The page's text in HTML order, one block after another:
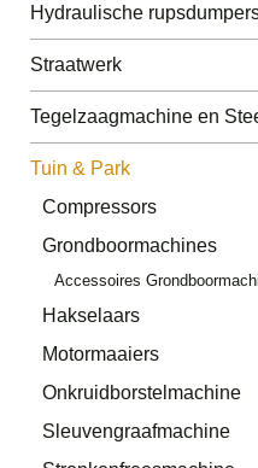
Hydraulische
Straatwerk
Tegelzaagmachine en
Tuin & Park
Compressors
Grondboormachines
Accessoires
Hakselaars
Motormaaiers
Onkruidborstelmachine
Sleuvengraafmachine